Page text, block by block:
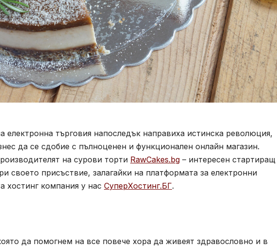
електронна търговия напоследък направиха истинска революция,
да се сдобие с пълноценен и функционален онлайн магазин.
на сурови торти RawCakes.bg – интересен стартиращ
своето присъствие, залагайки на платформата за електронни
хостинг компания у нас СуперХостинг.БГ.
да помогнем на все повече хора да живеят здравословно и в